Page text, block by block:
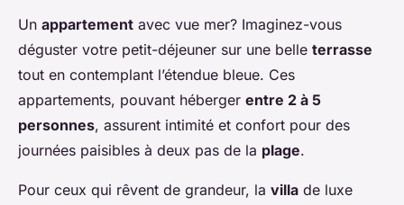
Un appartement avec vue mer? Imaginez-vous
déguster votre petit-déjeuner sur une belle terrasse
tout en contemplant l’étendue bleue. Ces
appartements, pouvant héberger entre 2 à 5
personnes, assurent intimité et confort pour des
journées paisibles à deux pas de la plage.
Pour ceux qui rêvent de grandeur, la villa de luxe